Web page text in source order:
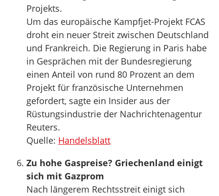
Projekts.
Um das europäische Kampfjet-Projekt FCAS
droht ein neuer Streit zwischen Deutschland
und Frankreich. Die Regierung in Paris habe
in Gesprächen mit der Bundesregierung
einen Anteil von rund 80 Prozent an dem
Projekt für französische Unternehmen
gefordert, sagte ein Insider aus der
Rüstungsindustrie der Nachrichtenagentur
Reuters.
Quelle: Handelsblatt
Zu hohe Gaspreise? Griechenland einigt
sich mit Gazprom
Nach längerem Rechtsstreit einigt sich